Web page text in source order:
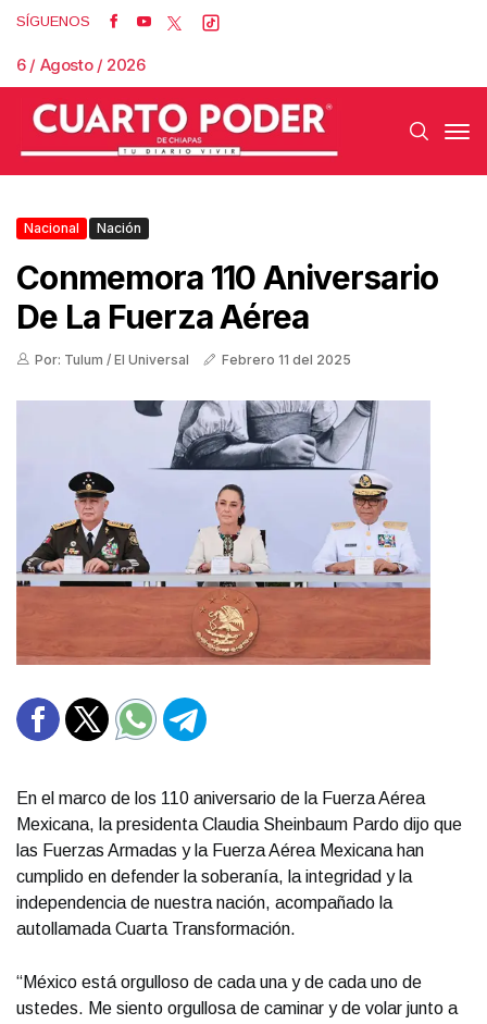
SÍGUENOS
6 / Agosto / 2026
Nacional Nación
Conmemora 110 Aniversario
De La Fuerza Aérea
Por: Tulum / El Universal Febrero 11 del 2025
En el marco de los 110 aniversario de la Fuerza Aérea
Mexicana, la presidenta Claudia Sheinbaum Pardo dijo que
las Fuerzas Armadas y la Fuerza Aérea Mexicana han
cumplido en defender la soberanía, la integridad y la
independencia de nuestra nación, acompañado la
autollamada Cuarta Transformación.
“México está orgulloso de cada una y de cada uno de
ustedes. Me siento orgullosa de caminar y de volar junto a